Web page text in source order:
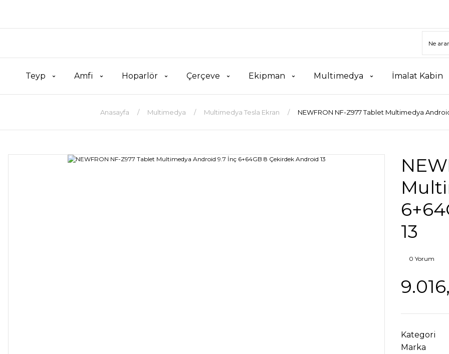
Teyp Amfi Hoparlör Çerçeve Ekipman Multimedya İmalat Kabin
Anasayfa Multimedya Multimedya Tesla Ekran NEWFRON NF-Z977 Tablet Multimedya
13
0 Yorum
Kategori
Marka